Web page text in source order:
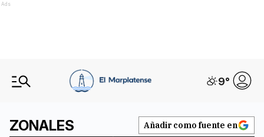
Ads
9°
ZONALES Añadir como fuente en